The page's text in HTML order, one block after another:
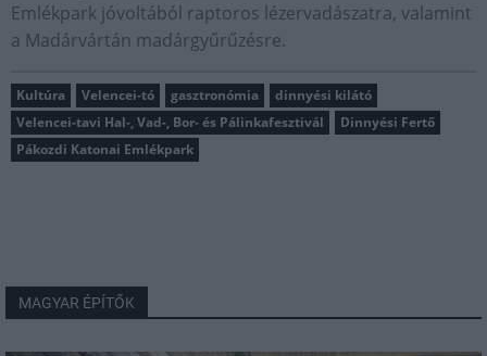
Emlékpark jóvoltából raptoros lézervadászatra, valamint
a Madárvártán madárgyűrűzésre.
Kultúra Velencei-tó gasztronómia
dinnyési kilátó
Velencei-tavi Hal-, Vad-, Bor- és Pálinkafesztivál
Dinnyési Fertő
Pákozdi Katonai Emlékpark
MAGYAR ÉPÍTŐK